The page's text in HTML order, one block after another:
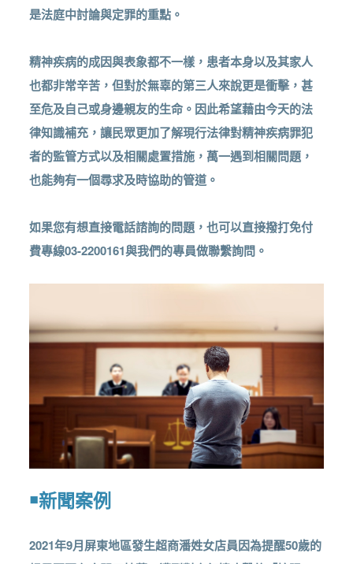
是法庭中討論與定罪的重點。
精神疾病的成因與表象都不一樣，患者本身以及其家人
也都非常辛苦，但對於無辜的第三人來說更是衝擊，甚
至危及自己或身邊親友的生命。因此希望藉由今天的法
律知識補充，讓民眾更加了解現行法律對精神疾病罪犯
者的監管方式以及相關處置措施，萬一遇到相關問題，
也能夠有一個尋求及時協助的管道。
如果您有想直接電話諮詢的問題，也可以直接撥打免付
費專線03-2200161與我們的專員做聯繫詢問。
￭新聞案例
2021年9月屏東地區發生超商潘姓女店員因為提醒50歲的